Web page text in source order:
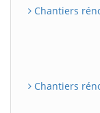
Chantiers
Chantiers